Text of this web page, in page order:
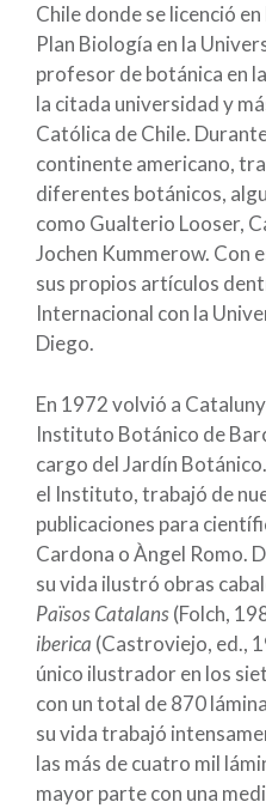
Chile donde se licenció
Plan Biología en la
profesor de botánica en
la citada universidad y
Católica de Chile.
continente americano,
diferentes botánicos,
como Gualterio Looser,
Jochen Kummerow. Con
sus propios artículos
Internacional con la
Diego.
En 1972 volvió a
Instituto Botánico de
cargo del Jardín
el Instituto, trabajó de
publicaciones para
Cardona o Àngel Romo.
su vida ilustró obras
Països Catalans(Folch,
iberica (Castroviejo, ed.,
único ilustrador en los
con un total de 870
su vida trabajó
las más de cuatro mil
mayor parte con una